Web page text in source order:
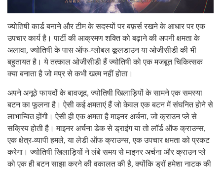
ज्योतिषी कार्ड बनाने और टीम के सदस्यों पर बफ़र्स रखने के आधार पर एक
उपचार कार्य है। पार्टी की आक्रमण शक्ति को बढ़ाने की अपनी क्षमता के
अलावा, ज्योतिषी के पास ऑफ-ग्लोबल कूलडाउन या ओजीसीडी की भी
बहुतायत है। ये तत्काल ओजीसीडी हैं ज्योतिषी को एक मजबूत चिकित्सक
क्या बनाता है जो मप्र से कभी खत्म नहीं होता।
अपने अनूठे फायदों के बावजूद, ज्योतिषी खिलाड़ियों के सामने एक समस्या
बटन का फूलना है। ऐसी कई क्षमताएं हैं जो केवल एक बटन में संघनित होने से
लाभान्वित होंगी। ऐसी ही एक क्षमता है माइनर अर्चना, जो क्राउन प्ले से
सक्रिय होती है। माइनर अर्चना डेक से ड्राइंग या तो लॉर्ड ऑफ क्राउन्स,
एक क्षेत्र-व्यापी हमले, या लेडी ऑफ क्राउन्स, एक उपचार क्षमता को प्रकट
करेगा। ज्योतिषी खिलाड़ियों ने लंबे समय से माइनर अर्चना और क्राउन प्ले
को एक ही बटन साझा करने की वकालत की है, क्योंकि ड्रॉ हमेशा नाटक की